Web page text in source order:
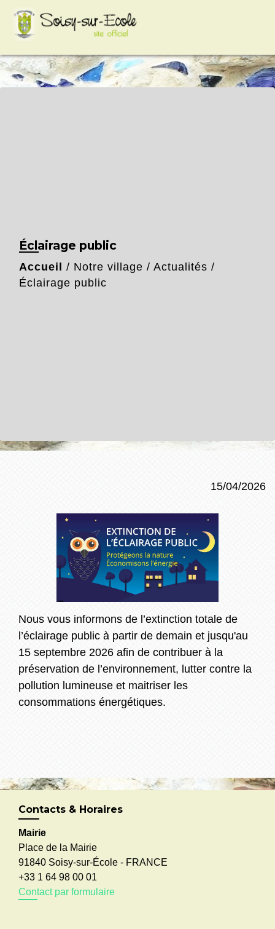
google-site-
Éclairage public
Accueil / Notre village / Actualités /
Éclairage public
15/04/2026
Nous vous informons de l’extinction totale de
l’éclairage public à partir de demain et jusqu'au
15 septembre 2026 afin de contribuer à la
préservation de l’environnement, lutter contre la
pollution lumineuse et maitriser les
consommations énergétiques.
Contacts & Horaires
Mairie
Place de la Mairie
91840 Soisy-sur-École - FRANCE
+33 1 64 98 00 01
Contact par formulaire